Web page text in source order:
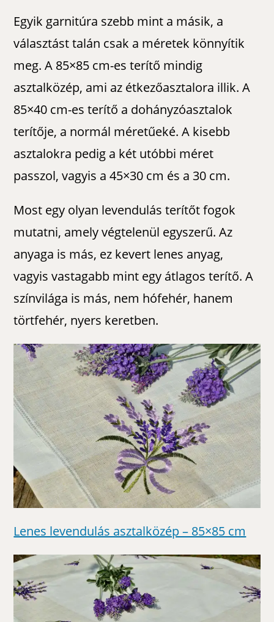
Egyik garnitúra szebb mint a másik, a
választást talán csak a méretek könnyítik
meg. A 85×85 cm-es terítő mindig
asztalközép, ami az étkezőasztalora illik. A
85×40 cm-es terítő a dohányzóasztalok
terítője, a normál méretűeké. A kisebb
asztalokra pedig a két utóbbi méret
passzol, vagyis a 45×30 cm és a 30 cm.
Most egy olyan levendulás terítőt fogok
mutatni, amely végtelenül egyszerű. Az
anyaga is más, ez kevert lenes anyag,
vagyis vastagabb mint egy átlagos terítő. A
színvilága is más, nem hófehér, hanem
törtfehér, nyers keretben.
Lenes levendulás asztalközép – 85×85 cm